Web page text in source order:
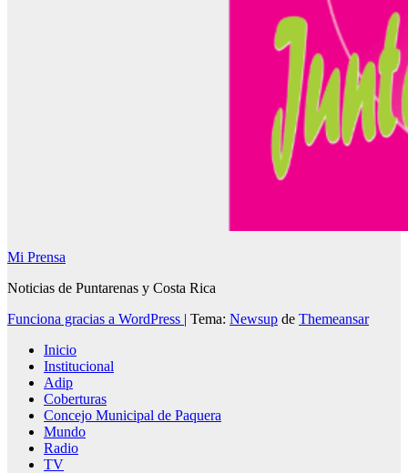
Mi Prensa
Noticias de Puntarenas y Costa Rica
Funciona gracias a WordPress | Tema: Newsup de Themeansar
Inicio
Institucional
Adip
Coberturas
Concejo Municipal de Paquera
Mundo
Radio
TV